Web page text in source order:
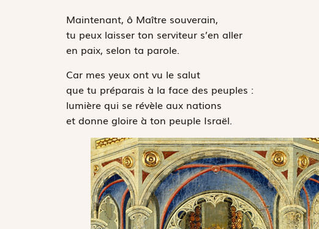
Maintenant, ô Maître souverain,
tu peux laisser ton serviteur s’en aller
en paix, selon ta parole.
Car mes yeux ont vu le salut
que tu préparais à la face des peuples :
lumière qui se révèle aux nations
et donne gloire à ton peuple Israël.